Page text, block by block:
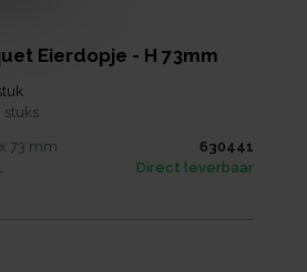
Eierdopje - H 73mm
stuks
73 mm
630441
Direct leverbaar